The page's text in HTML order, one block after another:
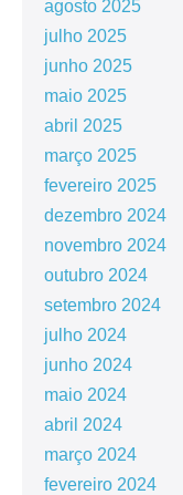
agosto 2025
julho 2025
junho 2025
maio 2025
abril 2025
março 2025
fevereiro 2025
dezembro 2024
novembro 2024
outubro 2024
setembro 2024
julho 2024
junho 2024
maio 2024
abril 2024
março 2024
fevereiro 2024